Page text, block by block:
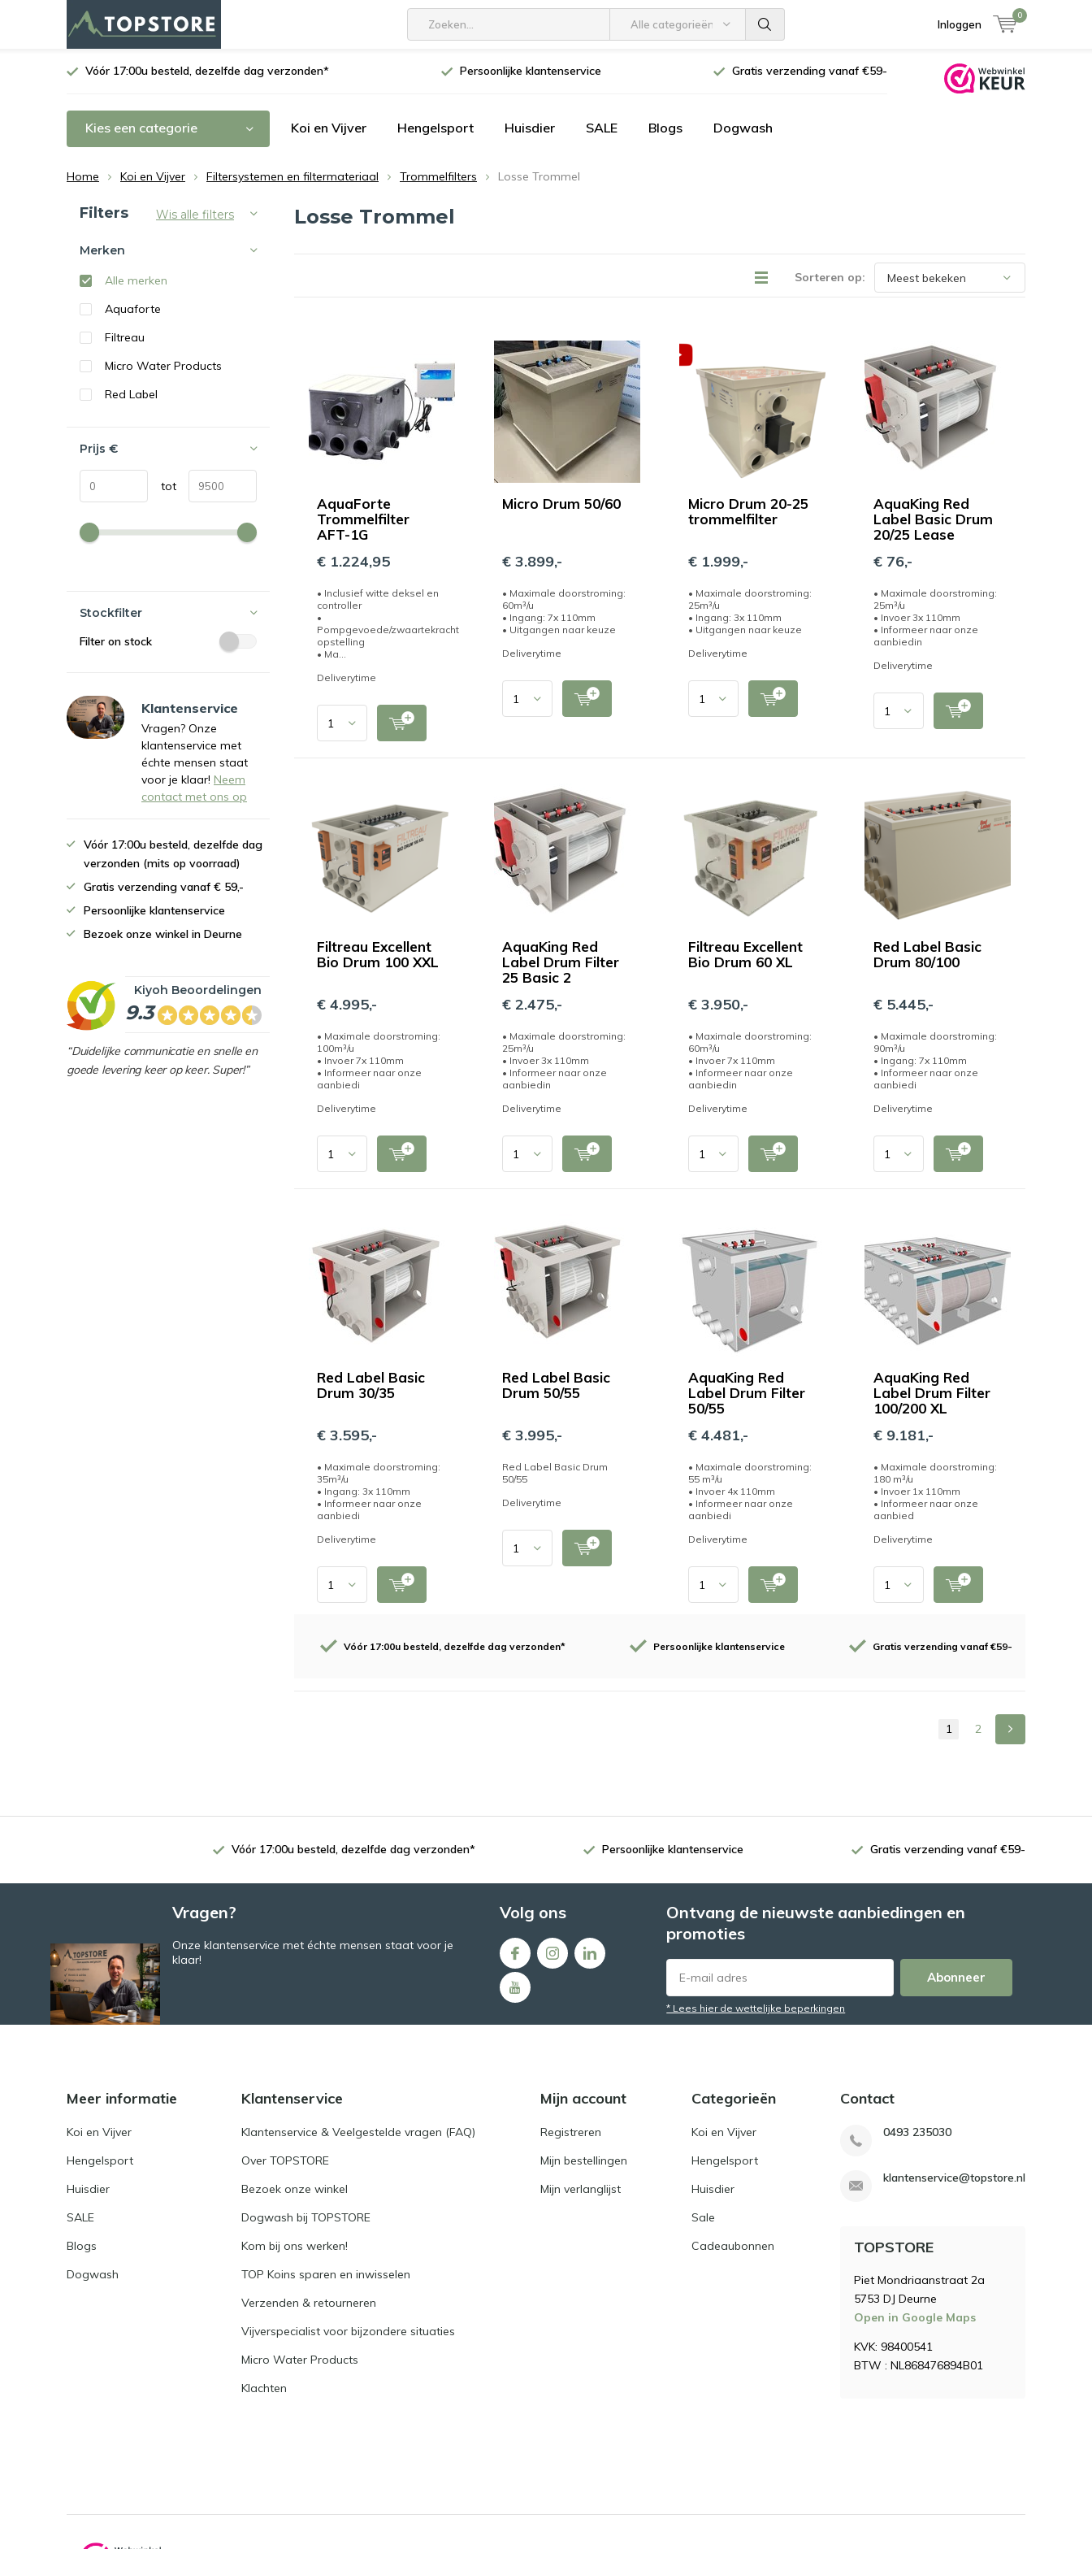
Alle categorieën Inloggen
0
Vóór 17:00u besteld, dezelfde dag verzonden* Persoonlijke klantenservice Gratis verzending vanaf €59-
Kies een categorie Koi en Vijver Hengelsport Huisdier SALE Blogs Dogwash
Home Koi en Vijver Filtersystemen en filtermateriaal Trommelfilters Losse Trommel
Losse Trommel
Sorteren op:
AquaForte
Trommelfilter
AFT-1G
€ 1.224,95
• Inclusief witte deksel en
controller
•
Pompgevoede/zwaartekracht
opstelling
• Ma...
Deliverytime
Micro Drum 50/60
€ 3.899,-
• Maximale doorstroming:
60m³/u
• Ingang: 7x 110mm
• Uitgangen naar keuze
Deliverytime
Micro Drum 20-25
trommelfilter
€ 1.999,-
• Maximale doorstroming:
25m³/u
• Ingang: 3x 110mm
• Uitgangen naar keuze
Deliverytime
AquaKing Red
Label Basic Drum
20/25 Lease
€ 76,-
• Maximale doorstroming:
25m³/u
• Invoer 3x 110mm
• Informeer naar onze
aanbiedin
Deliverytime
Filtreau Excellent
Bio Drum 100 XXL
€ 4.995,-
• Maximale doorstroming:
100m³/u
• Invoer 7x 110mm
• Informeer naar onze
aanbiedi
Deliverytime
AquaKing Red
Label Drum Filter
25 Basic 2
€ 2.475,-
• Maximale doorstroming:
25m³/u
• Invoer 3x 110mm
• Informeer naar onze
aanbiedin
Deliverytime
Filtreau Excellent
Bio Drum 60 XL
€ 3.950,-
• Maximale doorstroming:
60m³/u
• Invoer 7x 110mm
• Informeer naar onze
aanbiedin
Deliverytime
Red Label Basic
Drum 80/100
€ 5.445,-
• Maximale doorstroming:
90m³/u
• Ingang: 7x 110mm
• Informeer naar onze
aanbiedi
Deliverytime
Red Label Basic
Drum 30/35
€ 3.595,-
• Maximale doorstroming:
35m³/u
• Ingang: 3x 110mm
• Informeer naar onze
aanbiedi
Deliverytime
Red Label Basic
Drum 50/55
€ 3.995,-
Red Label Basic Drum
50/55
Deliverytime
AquaKing Red
Label Drum Filter
50/55
€ 4.481,-
• Maximale doorstroming:
55 m³/u
• Invoer 4x 110mm
• Informeer naar onze
aanbiedi
Deliverytime
AquaKing Red
Label Drum Filter
100/200 XL
€ 9.181,-
• Maximale doorstroming:
180 m³/u
• Invoer 1x 110mm
• Informeer naar onze
aanbied
Deliverytime
Vóór 17:00u besteld, dezelfde dag verzonden* Persoonlijke klantenservice Gratis verzending vanaf €59-
1 2
Sorteren op:
Filters Wis alle filters
Merken
Alle merken
Aquaforte
Filtreau
Micro Water Products
Red Label
Prijs €
tot
Stockfilter
Filter on stock
Klantenservice
Vragen? Onze
klantenservice met
échte mensen staat
voor je klaar! Neem
contact met ons op
Vóór 17:00u besteld, dezelfde dag
verzonden (mits op voorraad)
Gratis verzending vanaf € 59,-
Persoonlijke klantenservice
Bezoek onze winkel in Deurne
9.3
Kiyoh Beoordelingen
“Duidelijke communicatie en snelle en
goede levering keer op keer. Super!”
Vóór 17:00u besteld, dezelfde dag verzonden* Persoonlijke klantenservice Gratis verzending vanaf €59-
Vragen?
Onze klantenservice met échte mensen staat voor je
klaar!
Volg ons
Ontvang de nieuwste aanbiedingen en
promoties
Abonneer
* Lees hier de wettelijke beperkingen
Meer informatie
Koi en Vijver
Hengelsport
Huisdier
SALE
Blogs
Dogwash
Klantenservice
Klantenservice & Veelgestelde vragen (FAQ)
Over TOPSTORE
Bezoek onze winkel
Dogwash bij TOPSTORE
Kom bij ons werken!
TOP Koins sparen en inwisselen
Verzenden & retourneren
Vijverspecialist voor bijzondere situaties
Micro Water Products
Klachten
Mijn account
Registreren
Mijn bestellingen
Mijn verlanglijst
Categorieën
Koi en Vijver
Hengelsport
Huisdier
Sale
Cadeaubonnen
Contact
0493 235030
klantenservice@topstore.nl
TOPSTORE
Piet Mondriaanstraat 2a
5753 DJ Deurne
Open in Google Maps
KVK: 98400541
BTW : NL868476894B01